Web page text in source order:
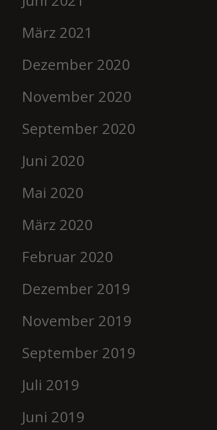
März 2021
Dezember 2020
November 2020
September 2020
Juni 2020
Mai 2020
März 2020
Februar 2020
Dezember 2019
November 2019
September 2019
Juli 2019
Juni 2019